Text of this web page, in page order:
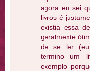
agora eu sei
livros é
existia essa
geralmente
de se ler (eu
termino um
exemplo,